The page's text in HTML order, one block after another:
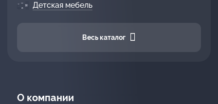
Детская мебель
Весь каталог
О компании